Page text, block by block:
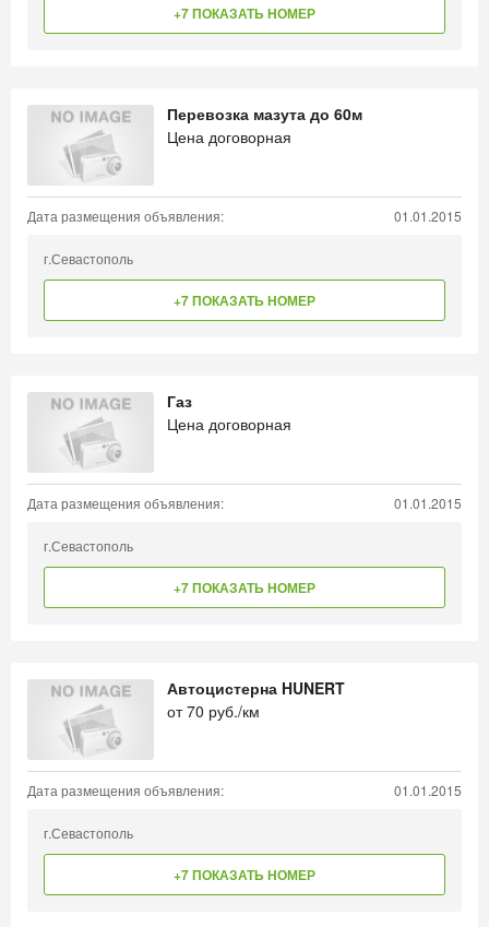
+7 ПОКАЗАТЬ НОМЕР
Перевозка мазута до 60м
Цена договорная
Дата размещения объявления: 01.01.2015
г.Севастополь
+7 ПОКАЗАТЬ НОМЕР
Газ
Цена договорная
Дата размещения объявления: 01.01.2015
г.Севастополь
+7 ПОКАЗАТЬ НОМЕР
Автоцистерна HUNERT
от70 руб./км
Дата размещения объявления: 01.01.2015
г.Севастополь
+7 ПОКАЗАТЬ НОМЕР